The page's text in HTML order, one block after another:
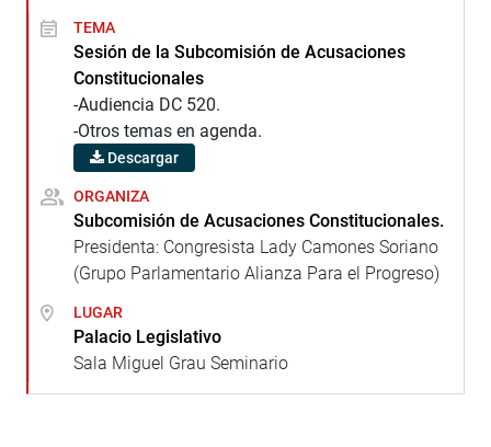
TEMA
Sesión de la Subcomisión de Acusaciones
Constitucionales
-Audiencia DC 520.
-Otros temas en agenda.
Descargar
ORGANIZA
Subcomisión de Acusaciones Constitucionales.
Presidenta: Congresista Lady Camones Soriano
(Grupo Parlamentario Alianza Para el Progreso)
LUGAR
Palacio Legislativo
Sala Miguel Grau Seminario